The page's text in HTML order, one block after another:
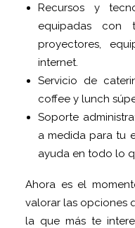
Recursos y
equipadas con
proyectores,
internet.
Servicio de
coffee y lunch
Soporte
a medida para tu
ayuda en todo lo
Ahora es el
valorar las opciones
la que más te